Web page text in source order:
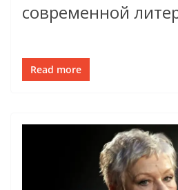
современной
Read more